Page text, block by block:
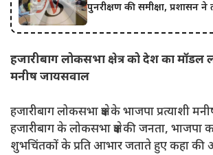
पुनरीक्षण की समीक्षा, प्रशासन
हजारीबाग लोकसभा क्षेत्र को देश का
मनीष जायसवाल
हजारीबाग लोकसभा क्षेत्र के भाजपा प्रत्याशी
हजारीबाग के लोकसभा क्षेत्र की जनता, भाजपा
शुभचिंतकों के प्रति आभार जताते हुए कहा की